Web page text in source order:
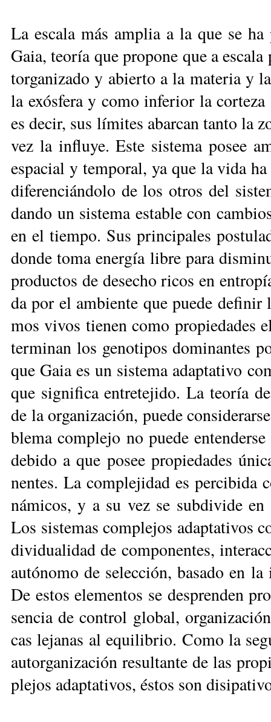
La es­ca­la más am­plia a la que se
Gaia, teo­ría que pro­po­ne que a
tor­ga­ni­za­do y abier­to a la ma­te­ria y
la exós­fe­ra y co­mo in­fe­rior la
es de­cir, sus lí­mi­tes abar­can tan­to la
vez la in­flu­ye. Es­te sis­te­ma po­see
es­pa­cial y tem­po­ral, ya que la vi­da
di­fe­ren­cián­do­lo de los otros del
dan­do un sis­te­ma es­ta­ble con
en el tiem­po. Sus prin­ci­pa­les
don­de to­ma ener­gía li­bre pa­ra
pro­duc­tos de de­se­cho ri­cos en
da por el am­bien­te que pue­de
mos vi­vos tie­nen co­mo pro­pie­da­des
ter­mi­nan los ge­no­ti­pos do­mi­nan­tes
que Gaia es un sis­te­ma adap­ta­ti­vo
que sig­ni­fi­ca en­tre­te­ji­do. La teo­ría
de la or­ga­ni­za­ción, pue­de
ble­ma com­ple­jo no pue­de
de­bi­do a que po­see pro­pie­da­des
nen­tes. La com­ple­ji­dad es
ná­mi­cos, y a su vez se sub­di­vi­de
Los sis­te­mas com­ple­jos adap­ta­ti­vos
di­vi­dua­li­dad de com­po­nen­tes,
au­tó­no­mo de se­lec­ción, ba­sa­do en
De es­tos ele­men­tos se des­pren­den
sen­cia de con­trol glo­bal,
cas le­ja­nas al equi­li­brio. Co­mo la
au­tor­ga­ni­za­ción re­sul­tan­te de las
ple­jos adap­ta­ti­vos, és­tos son